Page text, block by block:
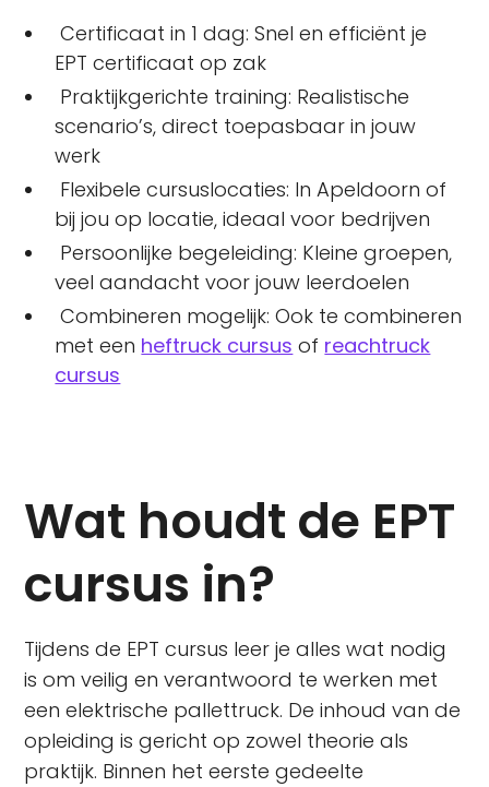
Certificaat in 1 dag: Snel en efficiënt je
EPT certificaat op zak
Praktijkgerichte training: Realistische
scenario’s, direct toepasbaar in jouw
werk
Flexibele cursuslocaties: In Apeldoorn of
bij jou op locatie, ideaal voor bedrijven
Persoonlijke begeleiding: Kleine groepen,
veel aandacht voor jouw leerdoelen
Combineren mogelijk: Ook te combineren
met een heftruck cursus of reachtruck
cursus
Wat houdt de EPT
cursus in?
Tijdens de EPT cursus leer je alles wat nodig
is om veilig en verantwoord te werken met
een elektrische pallettruck. De inhoud van de
opleiding is gericht op zowel theorie als
praktijk. Binnen het eerste gedeelte